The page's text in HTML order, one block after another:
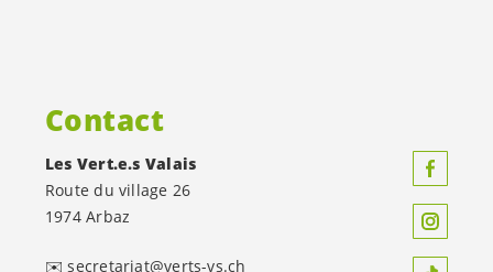
Contact
Les Vert.e.s Valais
Route du village 26
1974 Arbaz
✉️ secretariat@verts-vs.ch